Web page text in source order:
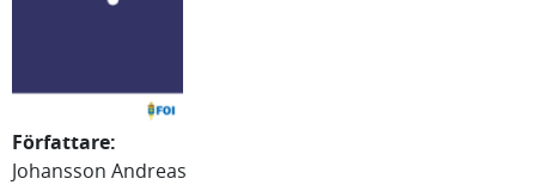
Författare:
Johansson Andreas